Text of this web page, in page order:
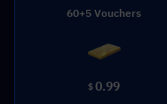
60+5 Vouchers
$0.99